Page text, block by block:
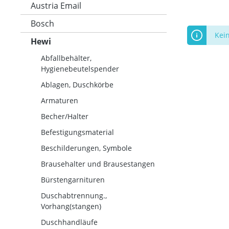
Austria Email
Bosch
Hewi
Abfallbehälter,
Hygienebeutelspender
Ablagen, Duschkörbe
Armaturen
Becher/Halter
Befestigungsmaterial
Beschilderungen, Symbole
Brausehalter und Brausestangen
Bürstengarnituren
Duschabtrennung.,
Vorhang(stangen)
Duschhandläufe